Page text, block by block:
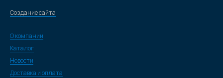
Создание сайта
О компании
Каталог
Новости
Доставка и оплата